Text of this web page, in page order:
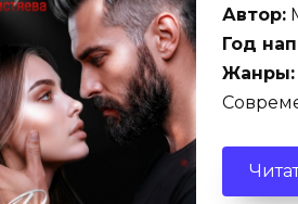
Автор:
Год
Жанры: